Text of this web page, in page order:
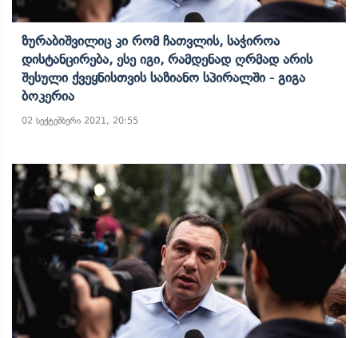
Ზურაბიშვილიც Კი Რომ Ჩათვლის, Საჭიროა
Დისტანცირება, Ესე Იგი, Რამდენად Ღრმად Არის
Შესული Ქვეყნისთვის Საზიანო Სპირალში - Გიგა
Ბოკერია
02 სექტემბერი 2021, 20:55